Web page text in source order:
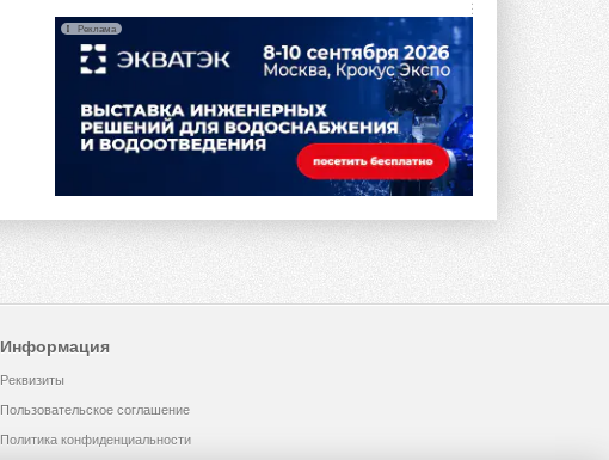
Реклама
Информация
Реквизиты
Пользовательское соглашение
Политика конфиденциальности